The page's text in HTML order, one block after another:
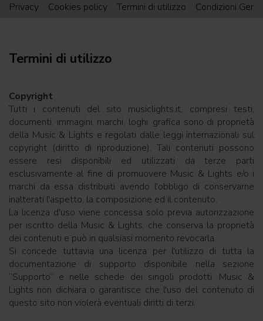
Privacy Cookies policy Termini di utilizzo Condizioni
Termini di utilizzo
Copyright
Tutti i contenuti del sito musiclights.it, compresi testi,
documenti, immagini, marchi, loghi, grafica sono di proprietà
della Music & Lights e regolati dalle leggi internazionali sul
copyright (diritto di riproduzione). Tali contenuti possono
essere resi disponibili ed utilizzati da terze parti
esclusivamente al fine di promuovere Music & Lights e/o i
marchi da essa distribuiti avendo l'obbligo di conservarne
inalterati l'aspetto, la composizione ed il contenuto.
La licenza d'uso viene concessa solo previa autorizzazione
per iscritto della Music & Lights, che conserva la proprietà
dei contenuti e può in qualsiasi momento revocarla.
Si concede tuttavia una licenza per l'utilizzo di tutta la
documentazione di supporto disponibile nella sezione
“Supporto” e nelle schede dei singoli prodotti. Music &
Lights non dichiara o garantisce che l'uso del contenuto di
questo sito non violerà eventuali diritti di terzi.